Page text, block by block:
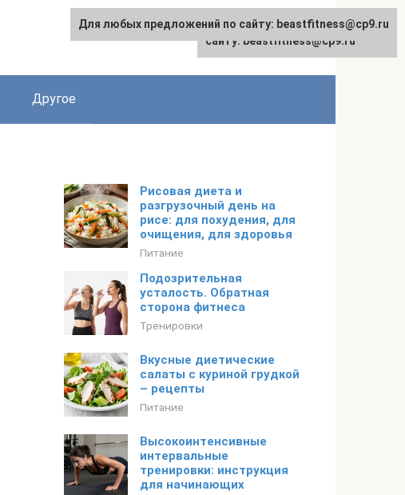
Другое
Рисовая диета и
разгрузочный день на
рисе: для похудения, для
очищения, для здоровья
Питание
Подозрительная
усталость. Обратная
сторона фитнеса
Тренировки
Вкусные диетические
салаты с куриной грудкой
– рецепты
Питание
Высокоинтенсивные
интервальные
тренировки: инструкция
для начинающих
Для любых предложений по
сайту: beastfitness@cp9.ru
Для любых предложений по сайту: beastfitness@cp9.ru